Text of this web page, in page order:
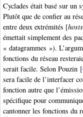
Cyclades était basé sur un
Plutôt que de confier au
entre deux extrémités [hosts
émettait simplement des
« datagrammes »).
fonctions du réseau
serait facile. Selon Pouzin [
sera facile de l’interfacer
fonction autre que
spécifique pour
cantonner les fonctions du